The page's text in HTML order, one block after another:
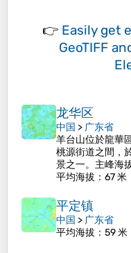
👉 Easily get
GeoTIFF
龙华区
中国 > 广东省
羊台山位於龍華
桃源街道之間，
景之一。主峰海
平均海拔 ：67 米
平定镇
中国 > 广东省
平均海拔 ：59 米